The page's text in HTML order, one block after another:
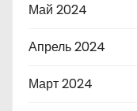
Май 2024
Апрель 2024
Март 2024